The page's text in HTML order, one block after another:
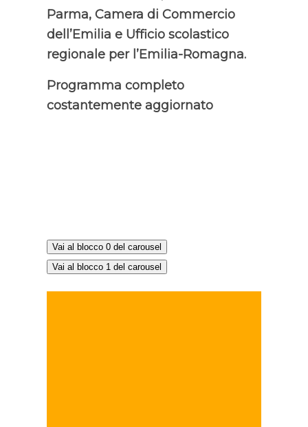
Parma, Camera di Commercio
dell’Emilia e Ufficio scolastico
regionale per l’Emilia-Romagna.
Programma completo
costantemente aggiornato
Vai al blocco 0 del carousel
Vai al blocco 1 del carousel